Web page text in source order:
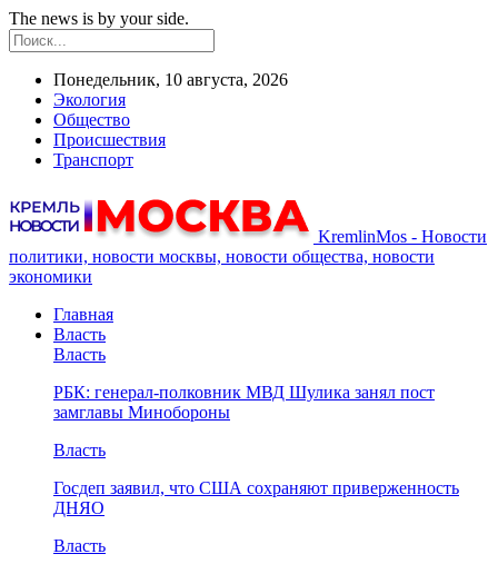
The news is by your side.
Понедельник, 10 августа, 2026
Экология
Общество
Происшествия
Транспорт
KremlinMos - Новости
политики, новости москвы, новости общества, новости
экономики
Главная
Власть
Власть
РБК: генерал-полковник МВД Шулика занял пост
замглавы Минобороны
Власть
Госдеп заявил, что США сохраняют приверженность
ДНЯО
Власть